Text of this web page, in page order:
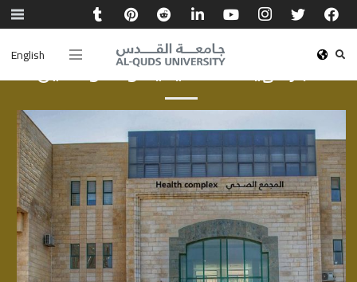
Englishأخبار الهيئة الأكاديمية والموظفين